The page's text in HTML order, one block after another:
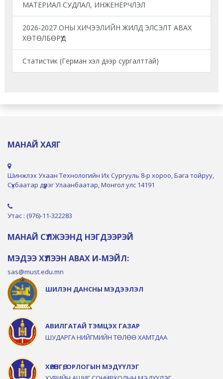
МАТЕРИАЛ СУДЛАЛ, ИНЖЕНЕРЧЛЭЛ
2026-2027 ОНЫ ХИЧЭЭЛИЙН ЖИЛД ЭЛСЭЛТ АВАХ
ХӨТӨЛБӨРҮҮД
Статистик (Герман хэл дээр сургалттай)
МАНАЙ ХАЯГ
Шинжлэх Ухаан Технологийн Их Сургууль 8-р хороо, Бага тойруу,
Сүхбаатар дүүрэг Улаанбаатар, Монгол улс 14191
Утас : (976)-11-322283
МАНАЙ СҮЛЖЭЭНД НЭГДЭЭРЭЙ
МЭДЭЭ ХҮЛЭЭН АВАХ И-МЭЙЛ:
sas@must.edu.mn
ШИЛЭН ДАНСНЫ МЭДЭЭЛЭЛ
АВИЛГАТАЙ ТЭМЦЭХ ГАЗАР
ШУДАРГА НИЙГМИЙН ТӨЛӨӨ ХАМТДАА
ХӨРӨНГӨ, ОРЛОГЫН МЭДҮҮЛЭГ